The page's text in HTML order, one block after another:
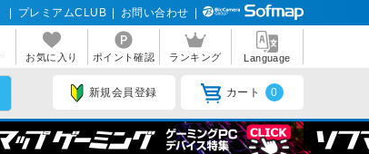
プレミアムCLUB お問い合わせ
お気に入り ポイント確認 ランキング Language
新規会員登録 カート 0